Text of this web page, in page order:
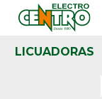
LICUADORAS